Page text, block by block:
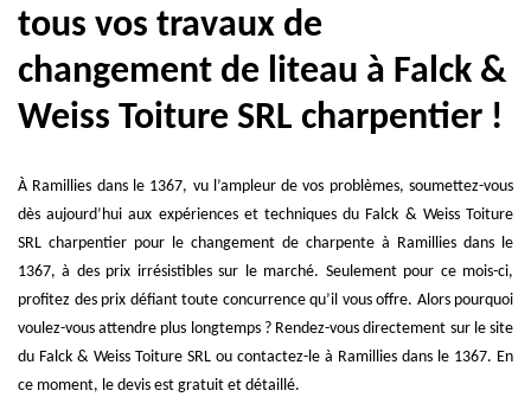
tous vos travaux de
changement de liteau à Falck &
Weiss Toiture SRL charpentier !
À Ramillies dans le 1367, vu l’ampleur de vos problèmes, soumettez-vous
dès aujourd’hui aux expériences et techniques du Falck & Weiss Toiture
SRL charpentier pour le changement de charpente à Ramillies dans le
1367, à des prix irrésistibles sur le marché. Seulement pour ce mois-ci,
profitez des prix défiant toute concurrence qu’il vous offre. Alors pourquoi
voulez-vous attendre plus longtemps ? Rendez-vous directement sur le site
du Falck & Weiss Toiture SRL ou contactez-le à Ramillies dans le 1367. En
ce moment, le devis est gratuit et détaillé.